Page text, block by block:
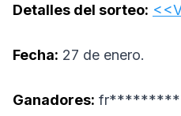
Detalles del sorteo:
Fecha: 27 de enero.
Ganadores: